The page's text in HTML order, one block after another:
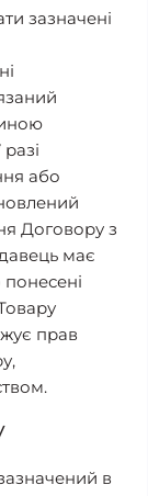
зазначені
або
Договору з
має
прав
в